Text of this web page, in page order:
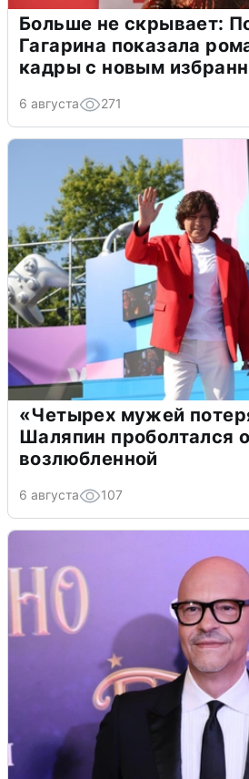
Больше не скрывает:
Гагарина показала
кадры с новым
6 августа 271
«Четырех мужей
Шаляпин проболтался
возлюбленной
6 августа 107